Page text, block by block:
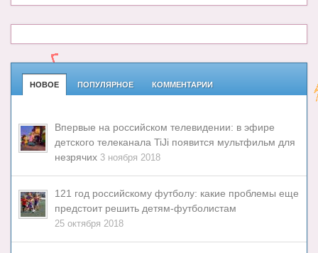
НОВОЕ ПОПУЛЯРНОЕ КОММЕНТАРИИ
Впервые на российском телевидении: в эфире
детского телеканала TiJi появится мультфильм для
незрячих 3 ноября 2018
121 год российскому футболу: какие проблемы еще
предстоит решить детям-футболистам
25 октября 2018